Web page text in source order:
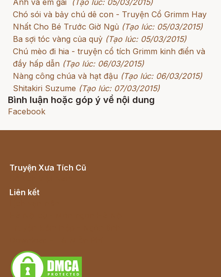
Anh và em gái
(Tạo lúc: 05/03/2015)
Chó sói và bảy chú dê con - Truyện Cổ Grimm Hay
Nhất Cho Bé Trước Giờ Ngủ (Tạo lúc: 05/03/2015)
Ba sợi tóc vàng của quỷ (Tạo lúc: 05/03/2015)
Chú mèo đi hia - truyện cổ tích Grimm kinh điển và
đầy hấp dẫn (Tạo lúc: 06/03/2015)
Nàng công chúa và hạt đậu (Tạo lúc: 06/03/2015)
Shitakiri Suzume (Tạo lúc: 07/03/2015)
Bình luận hoặc góp ý về nội dung
Facebook
Truyện Xưa Tích Cũ
Liên kết